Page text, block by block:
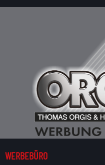
WERBEBÜRO